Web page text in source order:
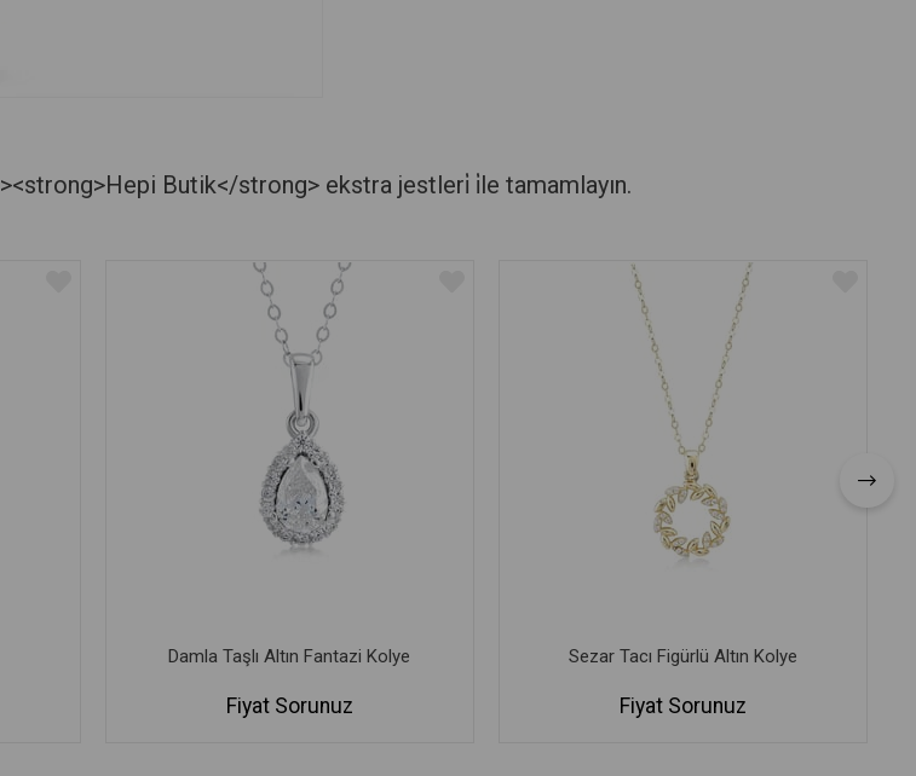
Butik</strong> ekstra jestleri̇ i̇le tamamlayın.
Damla Taşlı Altın Fantazi Kolye
Fiyat Sorunuz
Sezar Tacı Figürlü Altın Kolye
Fiyat Sorunuz